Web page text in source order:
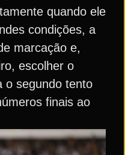
quando ele
condições, a
marcação e,
escolher o
o segundo tento
finais ao